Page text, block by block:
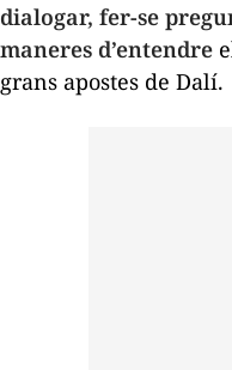
dialogar, fer-se
maneres d’entendre
grans apostes de Dalí.